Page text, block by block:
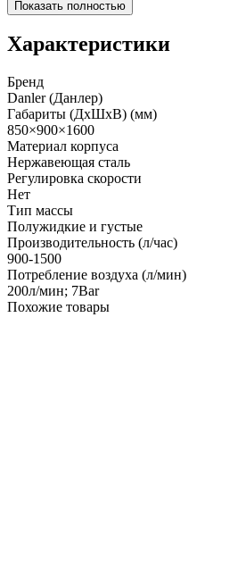
Показать полностью
Характеристики
Бренд
Danler (Данлер)
Габариты (ДхШхВ) (мм)
850×900×1600
Материал корпуса
Нержавеющая сталь
Регулировка скорости
Нет
Тип массы
Полужидкие и густые
Производительность (л/час)
900-1500
Потребление воздуха (л/мин)
200л/мин; 7Bar
Похожие товары